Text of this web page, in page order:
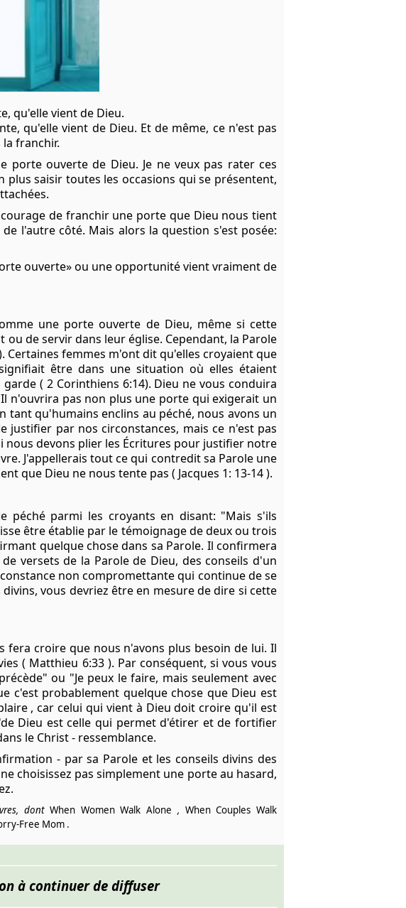
qu'elle vient de Dieu.
qu'elle vient de Dieu. Et de même, ce n'est pas
franchir.
ouverte de Dieu. Je ne veux pas rater ces
saisir toutes les occasions qui se présentent,
de franchir une porte que Dieu nous tient
l'autre côté. Mais alors la question s'est posée:
ouverte» ou une opportunité vient vraiment de
une porte ouverte de Dieu, même si cette
de servir dans leur église. Cependant, la Parole
Certaines femmes m'ont dit qu'elles croyaient que
être dans une situation où elles étaient
( 2 Corinthiens 6:14). Dieu ne vous conduira
n'ouvrira pas non plus une porte qui exigerait un
tant qu'humains enclins au péché, nous avons un
justifier par nos circonstances, mais ce n'est pas
nous devons plier les Écritures pour justifier notre
J'appellerais tout ce qui contredit sa Parole une
que Dieu ne nous tente pas ( Jacques 1: 13-14 ).
péché parmi les croyants en disant: "Mais s'ils
être établie par le témoignage de deux ou trois
quelque chose dans sa Parole. Il confirmera
versets de la Parole de Dieu, des conseils d'un
non compromettante qui continue de se
vous devriez être en mesure de dire si cette
croire que nous n'avons plus besoin de lui. Il
( Matthieu 6:33 ). Par conséquent, si vous vous
ou "Je peux le faire, mais seulement avec
c'est probablement quelque chose que Dieu est
, car celui qui vient à Dieu doit croire qu'il est
Dieu est celle qui permet d'étirer et de fortifier
le Christ - ressemblance.
- par sa Parole et les conseils divins des
choisissez pas simplement une porte au hasard,
dont When Women Walk Alone , When Couples Walk
Free Mom .
à continuer de diffuser